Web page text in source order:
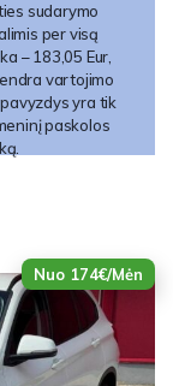
sudarymo
per visą
– 183,05 Eur,
vartojimo
yra tik
paskolos
Nuo 174€/Mėn